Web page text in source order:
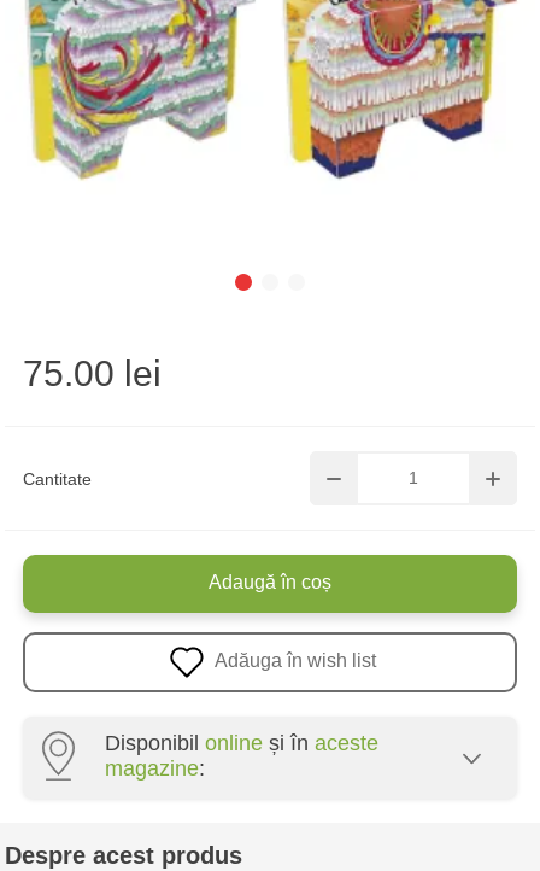
Cantitate
75.00 lei
Adaugă în coș
Adăuga în wish list
Disponibil online și în aceste
magazine:
Despre acest produs